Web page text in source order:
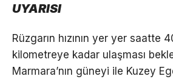
UYARISI
Rüzgarın hızının yer yer saatte
kilometreye kadar ulaşması
Marmara’nın güneyi ile Kuzey